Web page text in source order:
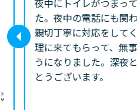
夜中にトイレがつまっ
た。夜中の電話にも関
親切丁寧に対応をして
理に来てもらって、無
うになりました。深夜
とうございます。